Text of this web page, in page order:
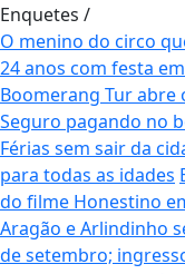
Enquetes /
O menino do circo
24 anos com festa
Boomerang Tur
Seguro pagando no
Férias sem sair da
para todas as idades
do filme Honestino
Aragão e Arlindinho
de setembro;